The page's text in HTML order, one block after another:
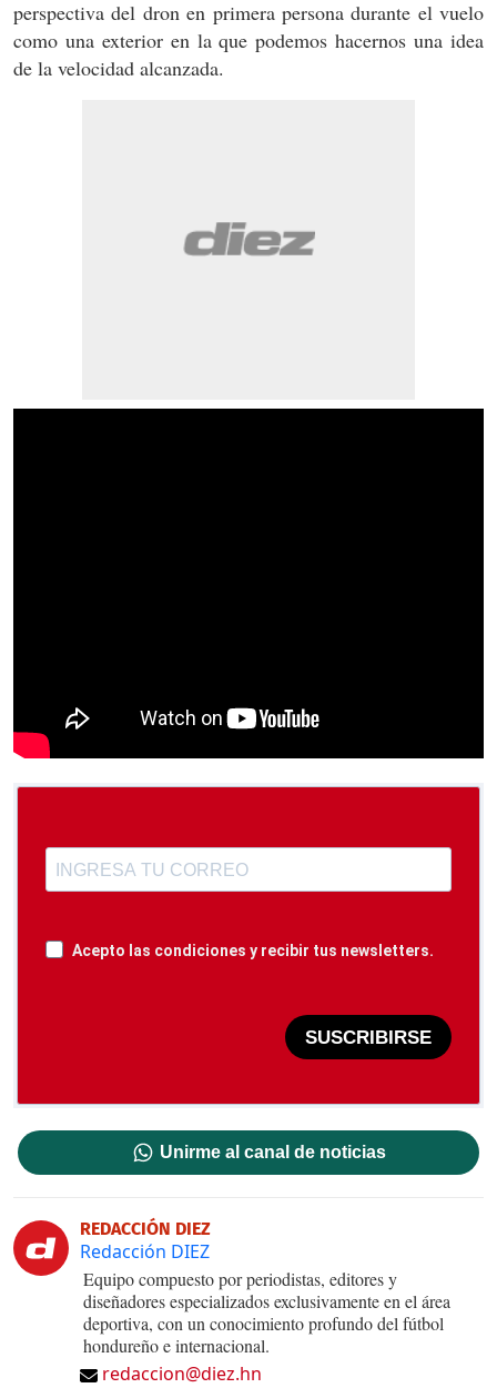
perspectiva del dron en primera persona durante el vuelo
como una exterior en la que podemos hacernos una idea
de la velocidad alcanzada.
Acepto las condiciones y recibir tus newsletters.
SUSCRIBIRSE
Unirme al canal de noticias
REDACCIÓN DIEZ
Redacción DIEZ
Equipo compuesto por periodistas, editores y
diseñadores especializados exclusivamente en el área
deportiva, con un conocimiento profundo del fútbol
hondureño e internacional.
redaccion@diez.hn